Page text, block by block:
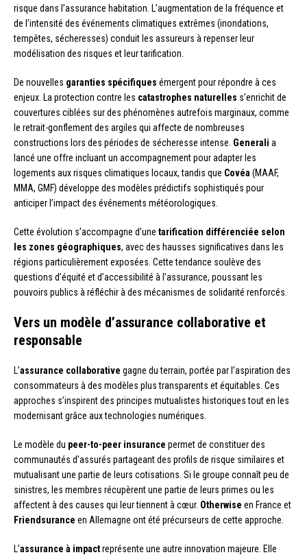
risque dans l’assurance habitation. L’augmentation de la fréquence et
de l’intensité des événements climatiques extrêmes (inondations,
tempêtes, sécheresses) conduit les assureurs à repenser leur
modélisation des risques et leur tarification.
De nouvelles garanties spécifiques émergent pour répondre à ces
enjeux. La protection contre les catastrophes naturelles s’enrichit de
couvertures ciblées sur des phénomènes autrefois marginaux, comme
le retrait-gonflement des argiles qui affecte de nombreuses
constructions lors des périodes de sécheresse intense. Generali a
lancé une offre incluant un accompagnement pour adapter les
logements aux risques climatiques locaux, tandis que Covéa (MAAF,
MMA, GMF) développe des modèles prédictifs sophistiqués pour
anticiper l’impact des événements météorologiques.
Cette évolution s’accompagne d’une tarification différenciée selon
les zones géographiques, avec des hausses significatives dans les
régions particulièrement exposées. Cette tendance soulève des
questions d’équité et d’accessibilité à l’assurance, poussant les
pouvoirs publics à réfléchir à des mécanismes de solidarité renforcés.
Vers un modèle d’assurance collaborative et
responsable
L’assurance collaborative gagne du terrain, portée par l’aspiration des
consommateurs à des modèles plus transparents et équitables. Ces
approches s’inspirent des principes mutualistes historiques tout en les
modernisant grâce aux technologies numériques.
Le modèle du peer-to-peer insurance permet de constituer des
communautés d’assurés partageant des profils de risque similaires et
mutualisant une partie de leurs cotisations. Si le groupe connaît peu de
sinistres, les membres récupèrent une partie de leurs primes ou les
affectent à des causes qui leur tiennent à cœur. Otherwise en France et
Friendsurance en Allemagne ont été précurseurs de cette approche.
L’assurance à impactreprésente une autre innovation majeure. Elle